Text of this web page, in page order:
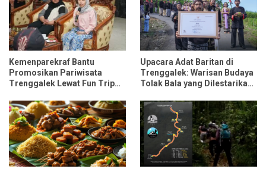
Kemenparekraf Bantu
Promosikan Pariwisata
Trenggalek Lewat Fun Trip
Media Nasional
Upacara Adat Baritan di
Trenggalek: Warisan Budaya
Tolak Bala yang Dilestarikan